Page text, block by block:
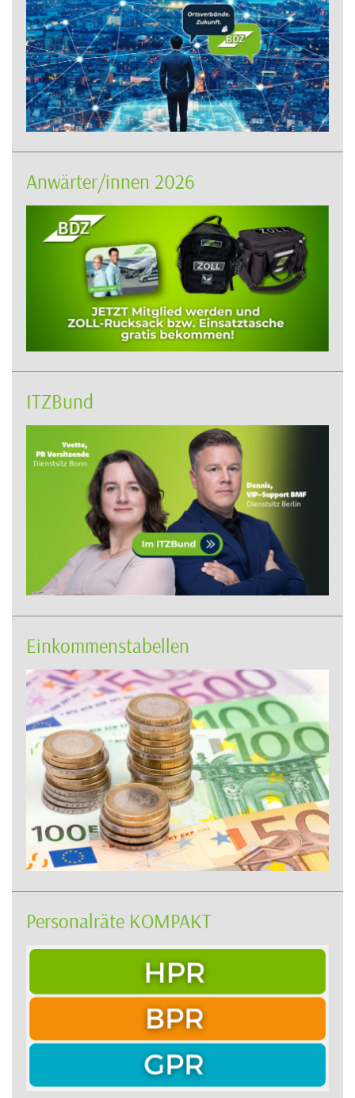
Anwärter/innen 2026
ITZBund
Einkommenstabellen
Personalräte KOMPAKT